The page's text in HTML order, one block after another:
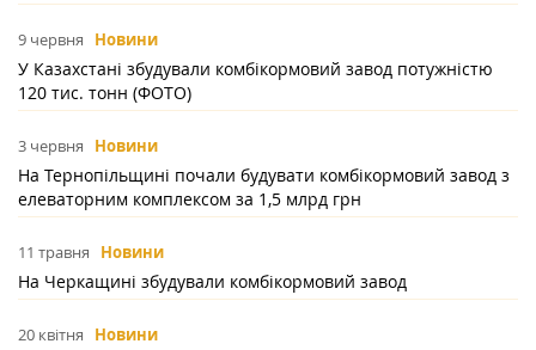
9 червня Новини
У Казахстані збудували комбікормовий завод потужністю
120 тис. тонн (ФОТО)
3 червня Новини
На Тернопільщині почали будувати комбікормовий завод з
елеваторним комплексом за 1,5 млрд грн
11 травня Новини
На Черкащині збудували комбікормовий завод
20 квітня Новини